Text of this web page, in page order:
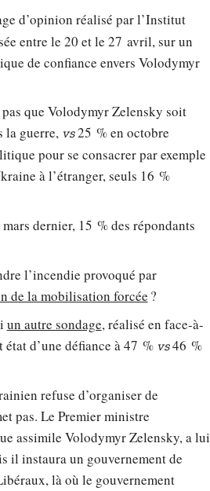
d’opinion réalisé par l’Institut
entre le 20 et le 27 avril, sur un
de confiance envers Volodymyr
que Volodymyr Zelensky soit
la guerre, vs25 % en octobre
pour se consacrer par exemple
à l’étranger, seuls 16 %
dernier, 15 % des répondants
l’incendie provoqué par
de la mobilisation forcée ?
un autre sondage, réalisé en face-à-
d’une défiance à 47 % vs46 %
refuse d’organiser de
pas. Le Premier ministre
assimile Volodymyr Zelensky, a lui
il instaura un gouvernement de
là où le gouvernement